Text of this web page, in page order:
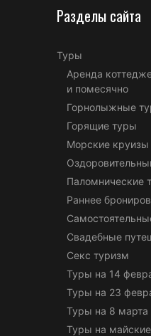
Разделы сайта
Туры
Аренда
и помесячно
Горнолыжные
Горящие туры
Морские круизы
Паломнические
Раннее
Свадебные
Секс туризм
Туры на 14
Туры на 23
Туры на 8 марта
Туры на